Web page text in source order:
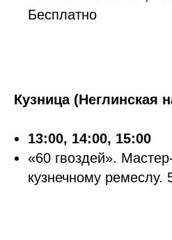
Бесплатно
Кузница (Неглинская
13:00, 14:00, 15:00
«60 гвоздей».
кузнечному ремеслу.